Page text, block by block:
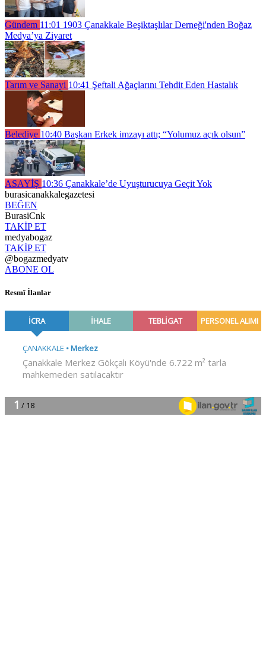
Gündem 11:01 1903 Çanakkale Beşiktaşlılar Derneği'nden Boğaz
Medya’ya Ziyaret
Tarım ve Sanayi 10:41 Şeftali Ağaçlarını Tehdit Eden Hastalık
Belediye 10:40 Başkan Erkek imzayı attı; “Yolumuz açık olsun”
ASAYİŞ 10:36 Çanakkale’de Uyuşturucuya Geçit Yok
burasicanakkalegazetesi
BEĞEN
BurasiCnk
TAKİP ET
medyabogaz
TAKİP ET
@bogazmedyatv
ABONE OL
Resmî İlanlar